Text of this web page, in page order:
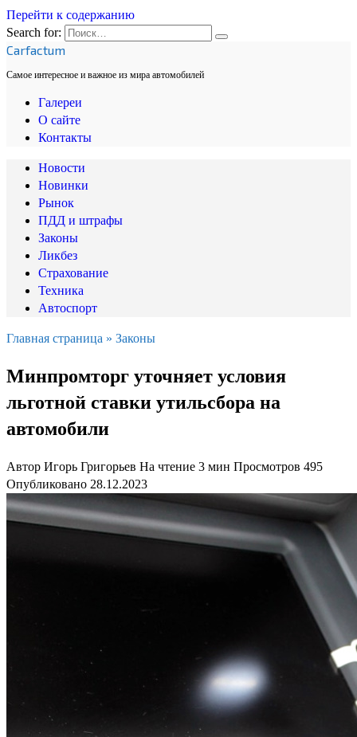
Перейти к содержанию
Search for:
Carfactum
Самое интересное и важное из мира автомобилей
Галереи
О сайте
Контакты
Новости
Новинки
Рынок
ПДД и штрафы
Законы
Ликбез
Страхование
Техника
Автоспорт
Главная страница » Законы
Минпромторг уточняет условия
льготной ставки утильсбора на
автомобили
Автор Игорь Григорьев На чтение 3 мин Просмотров 495
Опубликовано 28.12.2023